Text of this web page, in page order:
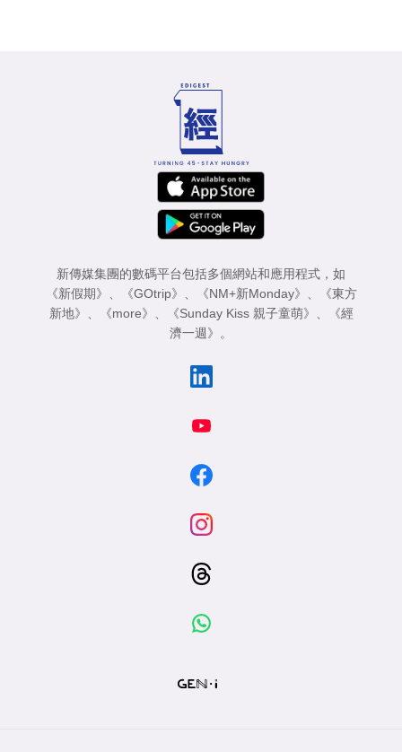
新傳媒集團的數碼平台包括多個網站和應用程式，如
《新假期》
《GOtrip》 《NM+新Monday》
《東方
新地》
《more》 《Sunday Kiss 親子童萌》
《經
濟一週》
。